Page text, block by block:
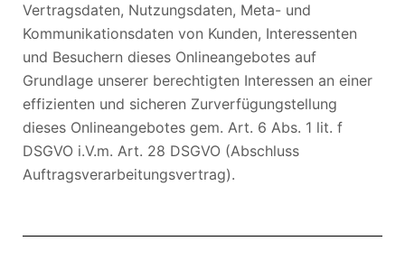
Vertragsdaten, Nutzungsdaten, Meta- und
Kommunikationsdaten von Kunden, Interessenten
und Besuchern dieses Onlineangebotes auf
Grundlage unserer berechtigten Interessen an einer
effizienten und sicheren Zurverfügungstellung
dieses Onlineangebotes gem. Art. 6 Abs. 1 lit. f
DSGVO i.V.m. Art. 28 DSGVO (Abschluss
Auftragsverarbeitungsvertrag).